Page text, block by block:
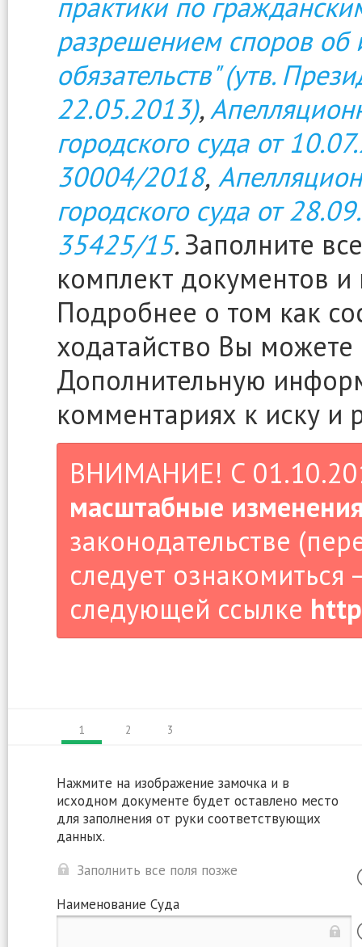
разрешением споров об
обязательств" (утв.
22.05.2013),
городского суда от
30004/2018,
городского суда от
35425/15. Заполните
комплект документов и
Подробнее о том как
ходатайство Вы
Дополнительную
комментариях к иску и
ВНИМАНИЕ! С
масштабные
законодательстве
следует ознакомиться
следующей ссылке
1 2 3
Нажмите на изображение замочка и в
исходном документе будет оставлено место
для заполнения от руки соответствующих
данных.
Заполнить все поля позже
Наименование Суда